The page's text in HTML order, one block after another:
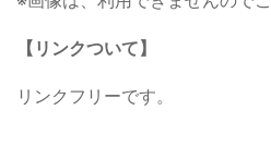
【リンクついて】
リンクフリーです。